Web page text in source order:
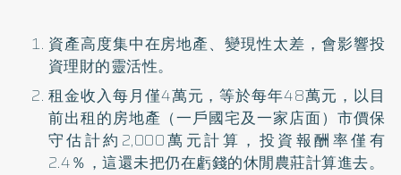
資產高度集中在房地產、變現性太差，會影響投
資理財的靈活性。
租金收入每月僅4萬元，等於每年48萬元，以目
前出租的房地產（一戶國宅及一家店面）市價保
守估計約2,000萬元計算，投資報酬率僅有
2.4％，這還未把仍在虧錢的休閒農莊計算進去。